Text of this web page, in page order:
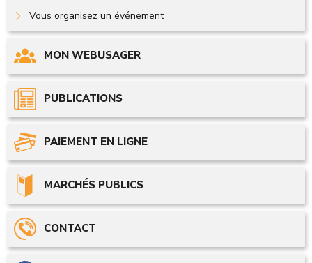
Vous organisez un événement
MON WEBUSAGER
PUBLICATIONS
PAIEMENT EN LIGNE
MARCHÉS PUBLICS
CONTACT